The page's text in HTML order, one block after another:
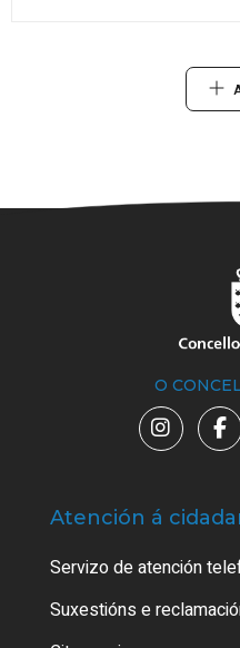
O
Atención á
Servizo de atención
Suxestións e